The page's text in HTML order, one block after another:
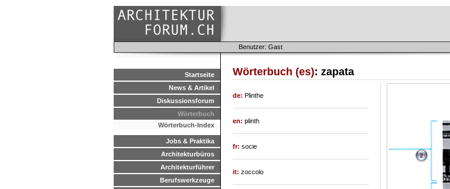
Benutzer: Gast
Startseite
News & Artikel
Diskussionsforum
Wörterbuch
Wörterbuch-Index
Jobs & Praktika
Architekturbüros
Architekturführer
Berufswerkzeuge
Wörterbuch (es): zapata
2
de: Plinthe
en: plinth
fr: socie
it: zoccolo